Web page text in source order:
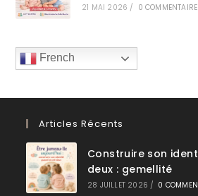
21 MAI 2026 / 0 COMMENTAIRE
French
Articles Récents
Construire son
deux : gemellité
28 JUILLET 2026 / 0